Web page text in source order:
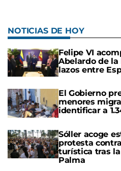
NOTICIAS DE HOY
Felipe VI
Abelardo de la
lazos entre
El Gobierno
menores
identificar a
Sóller acoge
protesta
turística tras
Palma